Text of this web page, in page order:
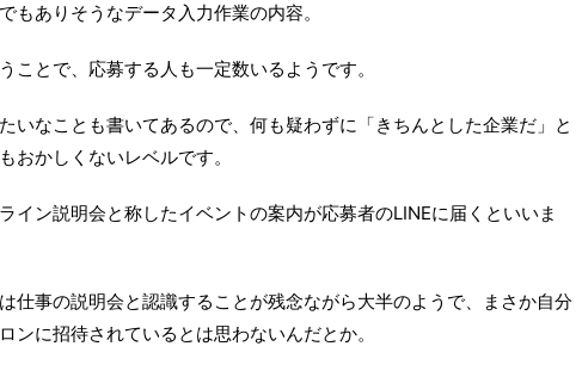
もありそうなデータ入力作業の内容。
ことで、応募する人も一定数いるようです。
いなことも書いてあるので、何も疑わずに「きちんとした企業だ」と
おかしくないレベルです。
イン説明会と称したイベントの案内が応募者のLINEに届くといいま
仕事の説明会と認識することが残念ながら大半のようで、まさか自分
ンに招待されているとは思わないんだとか。